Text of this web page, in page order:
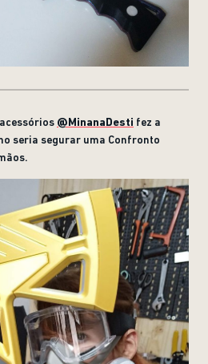
@MinanaDesti fez a
seria segurar uma Confronto